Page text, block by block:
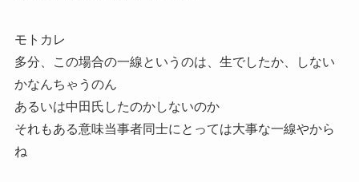
モトカレ
多分、この場合の一線というのは、生でしたか、しない
かなんちゃうのん
あるいは中田氏したのかしないのか
それもある意味当事者同士にとっては大事な一線やから
ね